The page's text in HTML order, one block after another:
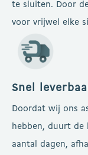
te sluiten. Door
voor vrijwel elke
Snel
Doordat wij ons
hebben, duurt de
aantal dagen,